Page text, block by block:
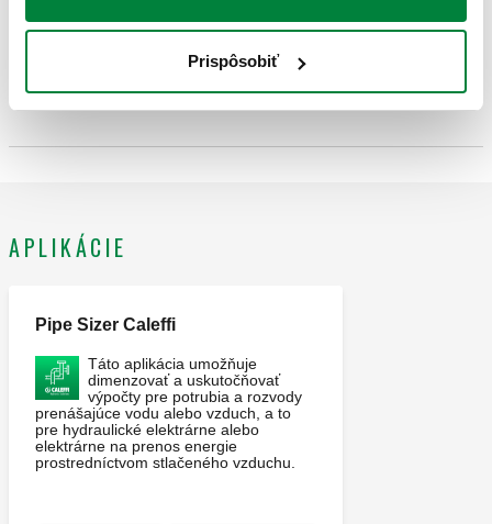
Prispôsobiť
CALEFFI, 391066. Dvojica guľových uzatváracích ventilov s
tesniacim O-krúžkom. Prípojka potrubia: G 1" (ISO 228-1) F,
Maximálny prevádzkový tlak: 10 bar. Stredný rozsah teploty
0837c450293c
Zobraziť
Skopírovať
APLIKÁCIE
Pipe Sizer Caleffi
Táto aplikácia umožňuje
dimenzovať a uskutočňovať
výpočty pre potrubia a rozvody
prenášajúce vodu alebo vzduch, a to
pre hydraulické elektrárne alebo
elektrárne na prenos energie
prostredníctvom stlačeného vzduchu.